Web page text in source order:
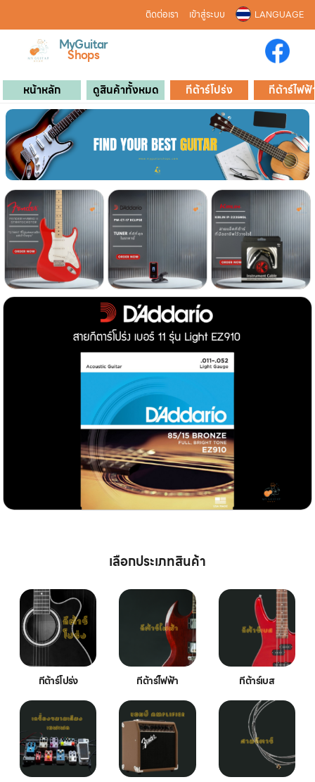
ติดต่อเรา เข้าสู่ระบบ LANGUAGE
MyGuitar
Shops
หน้าหลัก ดูสินค้าทั้งหมด กีต้าร์โปร่ง กีต้าร์ไฟฟ้
เลือกประเภทสินค้า
กีต้าร์โปร่ง กีต้าร์ไฟฟ้า กีต้าร์เบส